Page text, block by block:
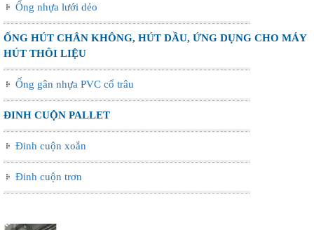
Ống nhựa lưới dẻo
ỐNG HÚT CHÂN KHÔNG, HÚT DẦU, ỨNG DỤNG CHO MÁY
HÚT THÔI LIỆU
Ống gân nhựa PVC cổ trâu
ĐINH CUỘN PALLET
Đinh cuộn xoắn
Đinh cuộn trơn